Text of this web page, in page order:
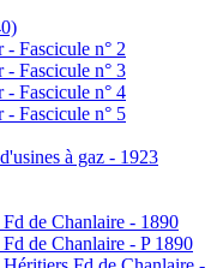
Fascicule n° 2
Fascicule n° 3
Fascicule n° 4
Fascicule n° 5
à gaz - 1923
de Chanlaire - 1890
de Chanlaire - P 1890